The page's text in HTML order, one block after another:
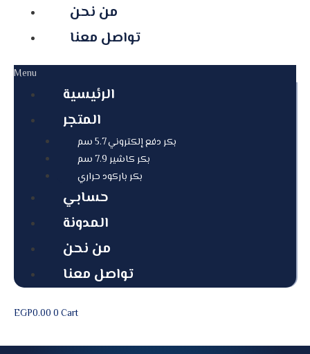
من نحن
تواصل معنا
Menu
الرئيسية
المتجر
بكر دفع إلكتروني 5.7 سم
بكر كاشير 7.9 سم
بكر باركود حراري
حسابي
المدونة
من نحن
تواصل معنا
EGP0.000Cart